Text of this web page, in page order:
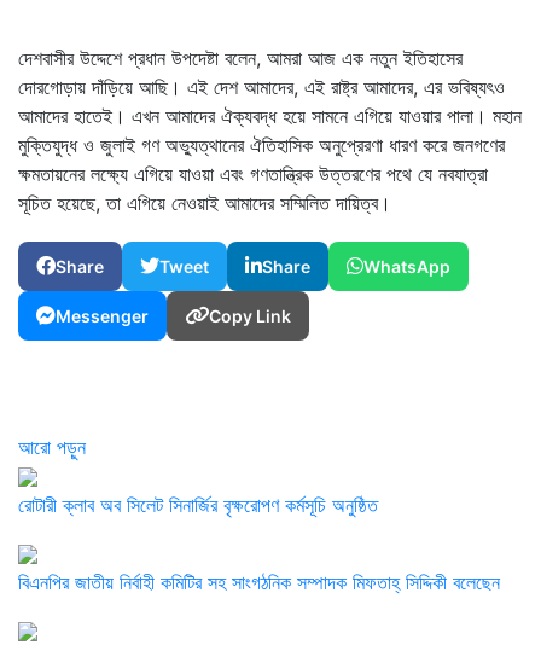
দেশবাসীর উদ্দেশে প্রধান উপদেষ্টা বলেন, আমরা আজ এক নতুন ইতিহাসের
দোরগোড়ায় দাঁড়িয়ে আছি। এই দেশ আমাদের, এই রাষ্ট্র আমাদের, এর ভবিষ্যৎও
আমাদের হাতেই। এখন আমাদের ঐক্যবদ্ধ হয়ে সামনে এগিয়ে যাওয়ার পালা। মহান
মুক্তিযুদ্ধ ও জুলাই গণ অভ্যুত্থানের ঐতিহাসিক অনুপ্রেরণা ধারণ করে জনগণের
ক্ষমতায়নের লক্ষ্যে এগিয়ে যাওয়া এবং গণতান্ত্রিক উত্তরণের পথে যে নবযাত্রা
সূচিত হয়েছে, তা এগিয়ে নেওয়াই আমাদের সম্মিলিত দায়িত্ব।
Share Tweet Share WhatsApp
Messenger Copy Link
আরো পড়ুন
রোটারী ক্লাব অব সিলেট সিনার্জির বৃক্ষরোপণ কর্মসূচি অনুষ্ঠিত
বিএনপির জাতীয় নির্বাহী কমিটির সহ সাংগঠনিক সম্পাদক মিফতাহ্ সিদ্দিকী বলেছেন